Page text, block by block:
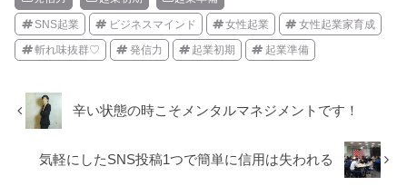
SNS起業 ビジネスマインド 女性起業 女性起業家育成
斬れ味抜群♡ 発信力 起業初期 起業準備
辛い状態の時こそメンタルマネジメントです！
気軽にしたSNS投稿1つで簡単に信用は失われる